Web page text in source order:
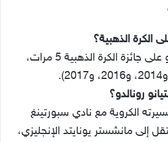
الكرة الذهبية؟
حصل كريستيانو رونالدو على جائزة الكرة الذهبية 5 مرات،
رونالدو؟
الكروية مع نادي سبورتينغ
إلى مانشستر يونايتد الإنجليزي،